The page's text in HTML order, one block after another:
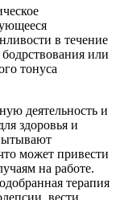
в течение
или
тонуса
деятельность и
здоровья и
может привести
на работе.
терапия